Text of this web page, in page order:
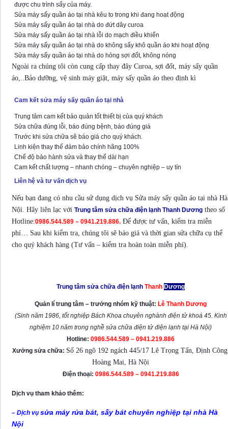
được chu trình sấy của máy.
Sửa máy sấy quần áo tại nhà kêu to trong khi đang hoạt động
Sửa máy sấy quần áo tại nhà do đứt dây curoa
Sửa máy sấy quần áo tại nhà lỗi do mạch điều khiển
Sửa máy sấy quần áo tại nhà do không sấy khô quần áo khi hoạt động
Sửa máy sấy quần áo tại nhà do hỏng sợi đốt, không nóng
Ngoài ra chúng tôi còn cung cấp thay đây Curoa, sợi đốt, máy sấy quần
áo,..Bảo dưỡng, vệ sinh máy giặt, máy sấy quần áo theo định kì
Cam kết sửa máy sấy quần áo tại nhà
Trung tâm cam kết bảo quản tốt thiết bị của quý khách
Sửa chữa đúng lỗi, báo đúng bệnh, báo đúng giá
Trước khi sửa chữa sẽ báo giá cho quý khách.
Linh kiện thay thế đảm bảo chính hãng 100%
Chế độ bảo hành sửa và thay thế dài hạn
Cam kết chất lượng – nhanh chóng – chuyên nghiệp – uy tín
Liên hệ và tư vấn dịch vụ
Nếu bạn đang có nhu cầu sử dụng dịch vụ Sửa máy sấy quần áo tại nhà Hà
Nội. Hãy liên lạc với Trung tâm sửa chữa điện lạnh Thanh Dương theo số
Hotline:0986.544.589 – 0941.219.886. Để được tư vấn, kiểm tra miễn
phí… Sau khi kiểm tra, chúng tôi sẽ báo giá và thời gian sửa chữa cụ thể
cho quý khách hàng (Tư vấn – kiểm tra hoàn toàn miễn phí).
Trung tâm sửa chữa điện lạnh Thanh Dương
Quản lí trung tâm – trưởng nhóm kỹ thuật: Lê Thanh Dương
(Sinh năm 1986, tốt nghiệp Bách Khoa chuyên nghành điện tử khoá 45. Kinh
nghiệm 10 năm trong nghề sửa chữa điện tử điện lạnh tại Hà Nội)
Hotline: 0986.544.589 – 0941.219.886
Xưởng sửa chữa: Số 26 ngõ 192 ngách 445/17 Lê Trọng Tấn, Định
Hoàng Mai, Hà Nội
Điện thoại: 0986.544.589 – 0941.219.886
Dịch vụ tham khảo thêm:
– Dịch vụ sửa máy rửa bát, sấy bát chuyên nghiệp tại nhà Hà
Nội